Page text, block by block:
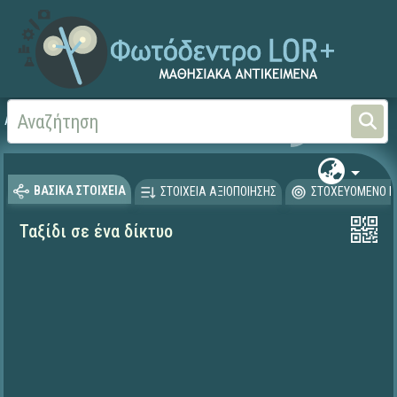
Αρχική ΕΡΓΑ ΙΤΥΕ 1996-2008
ΒΑΣΙΚΑ ΣΤΟΙΧΕΙΑ ΣΤΟΙΧΕΙΑ ΑΞΙΟΠΟΙΗΣΗΣ ΣΤΟΧΕΥΟΜΕΝΟ
Ταξίδι σε ένα δίκτυο